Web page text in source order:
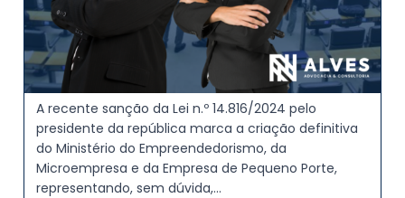
A recente sanção da Lei n.º 14.816/2024 pelo
presidente da república marca a criação definitiva
do Ministério do Empreendedorismo, da
Microempresa e da Empresa de Pequeno Porte,
representando, sem dúvida,…